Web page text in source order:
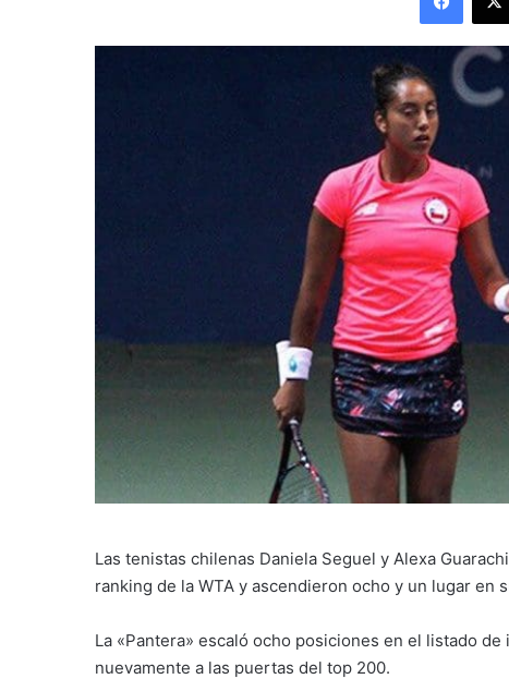
Las tenistas chilenas Daniela Seguel y Alexa
ranking de la WTA y ascendieron ocho y un lugar en
La «Pantera» escaló ocho posiciones en el listado
nuevamente a las puertas del top 200.